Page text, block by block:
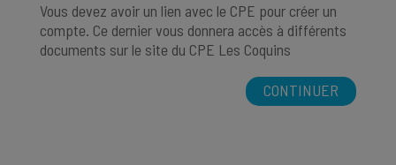
Vous devez avoir un lien avec le CPE pour créer un
compte. Ce dernier vous donnera accès à différents
documents sur le site du CPE Les Coquins
CONTINUER